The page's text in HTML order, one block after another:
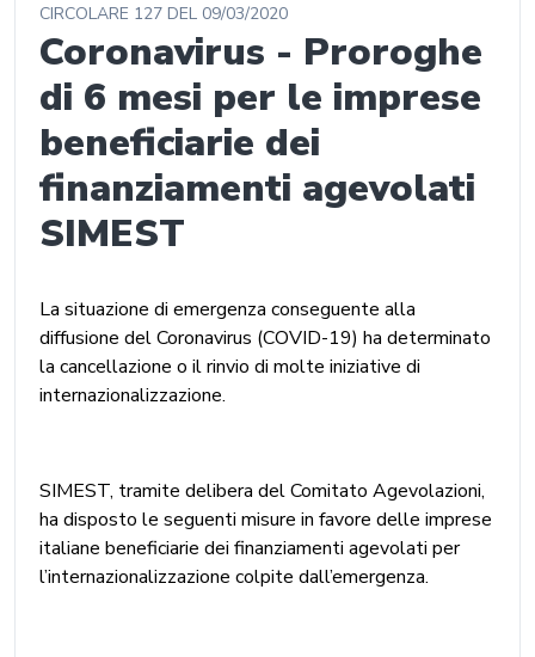
CIRCOLARE 127 DEL 09/03/2020
Coronavirus - Proroghe
di 6 mesi per le imprese
beneficiarie dei
finanziamenti agevolati
SIMEST
La situazione di emergenza conseguente alla
diffusione del Coronavirus (COVID-19) ha determinato
la cancellazione o il rinvio di molte iniziative di
internazionalizzazione.
SIMEST, tramite delibera del Comitato Agevolazioni,
ha disposto le seguenti misure in favore delle imprese
italiane beneficiarie dei finanziamenti agevolati per
l’internazionalizzazione colpite dall’emergenza.